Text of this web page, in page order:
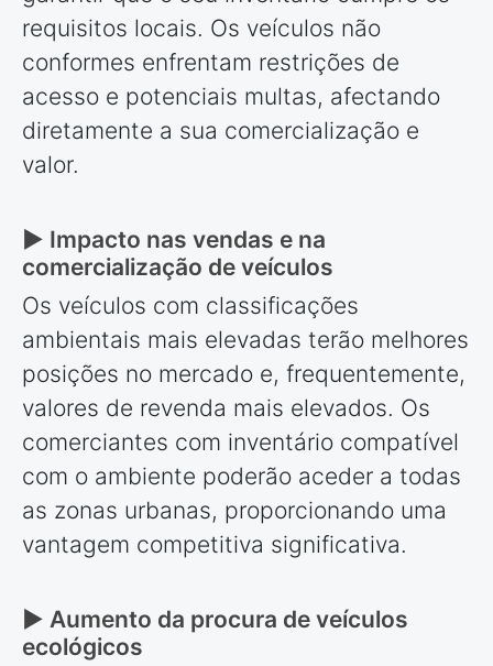
requisitos locais. Os veículos não
conformes enfrentam restrições de
acesso e potenciais multas, afectando
diretamente a sua comercialização e
valor.
► Impacto nas vendas e na
comercialização de veículos
Os veículos com classificações
ambientais mais elevadas terão melhores
posições no mercado e, frequentemente,
valores de revenda mais elevados. Os
comerciantes com inventário compatível
com o ambiente poderão aceder a todas
as zonas urbanas, proporcionando uma
vantagem competitiva significativa.
► Aumento da procura de veículos
ecológicos